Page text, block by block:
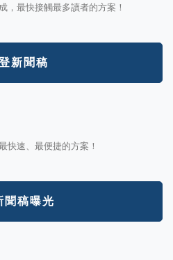
，最快接觸最多讀者的方案！
新聞稿
快速、最便捷的方案！
聞稿曝光